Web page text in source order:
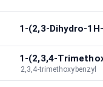
1-(2,3-Dihydro-
1-(2,3,4-
2,3,4-trimethoxybenzyl